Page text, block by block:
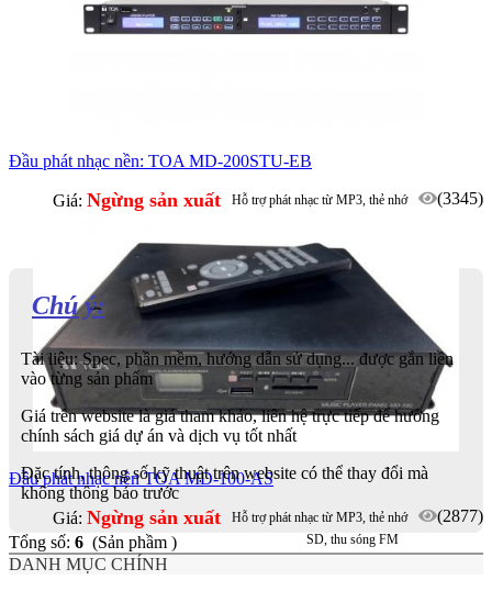
Đầu phát nhạc nền: TOA MD-200STU-EB
Giá: Ngừng sản xuất (3345)
Hỗ trợ phát nhạc từ MP3, thẻ nhớ
Đầu phát nhạc nền TOA MD-100-AS
Giá: Ngừng sản xuất (2877)
Hỗ trợ phát nhạc từ MP3, thẻ nhớ
SD, thu sóng FM
Chú ý:
Tài liệu: Spec, phần mềm, hướng dẫn sử dụng... được gắn liền
vào từng sản phẩm
Giá trên website là giá tham khảo, liên hệ trực tiếp để hưởng
chính sách giá dự án và dịch vụ tốt nhất
Đặc tính, thông số kỹ thuật trên website có thể thay đổi mà
không thông báo trước
Tổng số: 6 (Sản phầm )
DANH MỤC CHÍNH